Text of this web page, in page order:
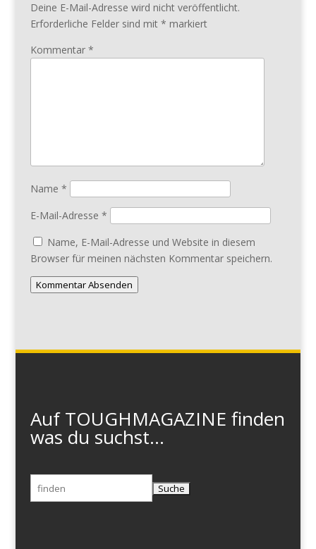
Deine E-Mail-Adresse wird nicht veröffentlicht.
Erforderliche Felder sind mit * markiert
Kommentar *
Name *
E-Mail-Adresse *
Name, E-Mail-Adresse und Website in diesem
Browser für meinen nächsten Kommentar speichern.
Kommentar Absenden
Auf TOUGHMAGAZINE finden
was du suchst...
Suchen
nach: